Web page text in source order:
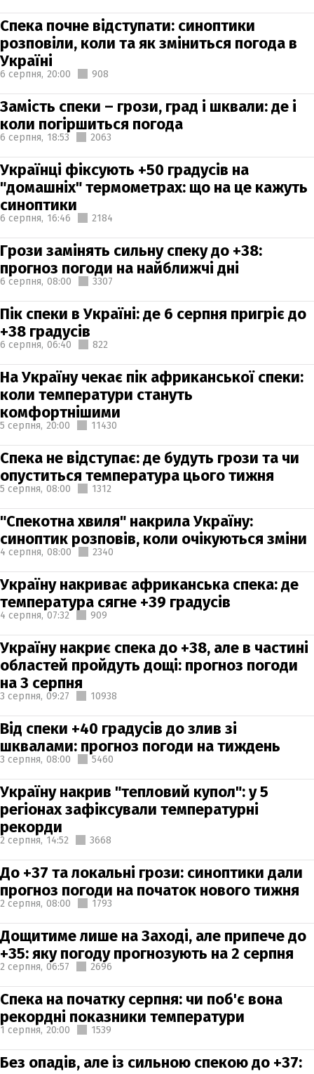
Спека почне відступати: синоптики
розповіли, коли та як зміниться погода в
Україні
6 серпня, 20:00 908
Замість спеки – грози, град і шквали: де і
коли погіршиться погода
6 серпня, 18:53 2063
Українці фіксують +50 градусів на
"домашніх" термометрах: що на це кажуть
синоптики
6 серпня, 16:46 2184
Грози замінять сильну спеку до +38:
прогноз погоди на найближчі дні
6 серпня, 08:00 3307
Пік спеки в Україні: де 6 серпня пригріє до
+38 градусів
6 серпня, 06:40 822
На Україну чекає пік африканської спеки:
коли температури стануть
комфортнішими
5 серпня, 20:00 11430
Спека не відступає: де будуть грози та чи
опуститься температура цього тижня
5 серпня, 08:00 1312
"Спекотна хвиля" накрила Україну:
синоптик розповів, коли очікуються зміни
4 серпня, 08:00 2340
Україну накриває африканська спека: де
температура сягне +39 градусів
4 серпня, 07:32 909
Україну накриє спека до +38, але в частині
областей пройдуть дощі: прогноз погоди
на 3 серпня
3 серпня, 09:27 10938
Від спеки +40 градусів до злив зі
шквалами: прогноз погоди на тиждень
3 серпня, 08:00 5460
Україну накрив "тепловий купол": у 5
регіонах зафіксували температурні
рекорди
2 серпня, 14:52 3668
До +37 та локальні грози: синоптики дали
прогноз погоди на початок нового тижня
2 серпня, 08:00 1793
Дощитиме лише на Заході, але припече до
+35: яку погоду прогнозують на 2 серпня
2 серпня, 06:57 2696
Спека на початку серпня: чи поб'є вона
рекордні показники температури
1 серпня, 20:00 1539
Без опадів, але із сильною спекою до +37: